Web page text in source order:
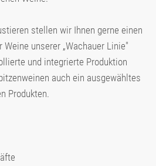
stellen wir Ihnen gerne einen
unserer „Wachauer Linie"
und integrierte Produktion
auch ein ausgewähltes
Produkten.